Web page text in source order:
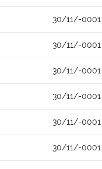
30/11/-0001
30/11/-0001
30/11/-0001
30/11/-0001
30/11/-0001
30/11/-0001